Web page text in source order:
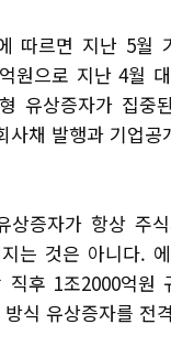
따르면 지난 5월
원으로 지난 4월
유상증자가 집중
사채 발행과 기업
상증자가 항상 주
는 것은 아니다.
후 1조2000억원
식 유상증자를 전